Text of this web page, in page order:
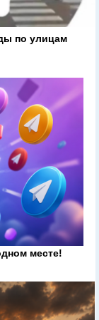
по улицам
месте!